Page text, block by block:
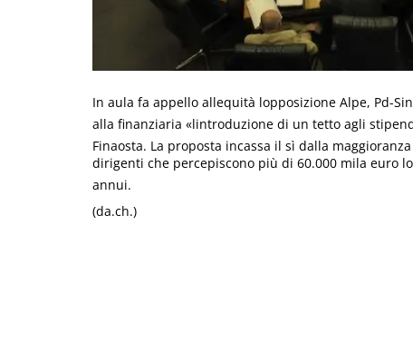
In aula fa appello allequità lopposizione Alpe, Pd-
alla finanziaria «lintroduzione di un tetto agli
Finaosta. La proposta incassa il sì dalla
dirigenti che percepiscono più di 60.000 mila euro
annui.
(da.ch.)